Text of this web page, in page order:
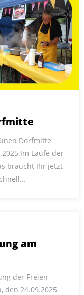
Dorfmitte
Laufe der
braucht Ihr jetzt
am
der Freien
den 24.09.2025